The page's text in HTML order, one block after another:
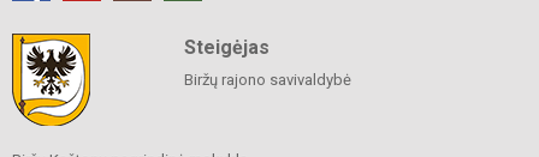
Steigėjas
Biržų rajono savivaldybė